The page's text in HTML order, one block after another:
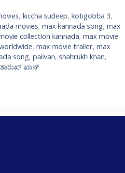
,kiccha sudeep,kotigobba 3,
movies, max kannada song, max
collection kannada, max movie
, max movie trailer, max
song, pailvan, shahrukh khan,
ಶಾರುಖ್ ಖಾನ್